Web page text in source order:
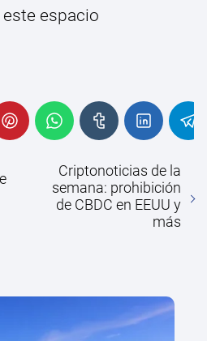
espacio
Criptonoticias de la
semana: prohibición
de CBDC en EEUU y
más